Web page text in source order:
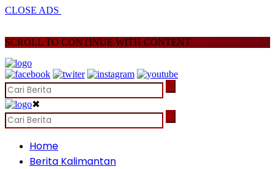
CLOSE ADS
SCROLL TO CONTINUE WITH CONTENT
✖
Home
Berita Kalimantan